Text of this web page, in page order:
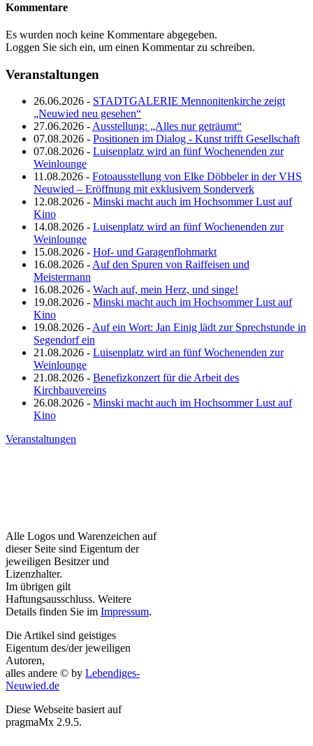
Kommentare
Es wurden noch keine Kommentare abgegeben.
Loggen Sie sich ein, um einen Kommentar zu schreiben.
Veranstaltungen
26.06.2026 - STADTGALERIE Mennonitenkirche zeigt
„Neuwied neu gesehen“
27.06.2026 - Ausstellung: „Alles nur geträumt“
07.08.2026 - Positionen im Dialog - Kunst trifft Gesellschaft
07.08.2026 - Luisenplatz wird an fünf Wochenenden zur
Weinlounge
11.08.2026 - Fotoausstellung von Elke Döbbeler in der VHS
Neuwied – Eröffnung mit exklusivem Sonderverk
12.08.2026 - Minski macht auch im Hochsommer Lust auf
Kino
14.08.2026 - Luisenplatz wird an fünf Wochenenden zur
Weinlounge
15.08.2026 - Hof- und Garagenflohmarkt
16.08.2026 - Auf den Spuren von Raiffeisen und
Meistermann
16.08.2026 - Wach auf, mein Herz, und singe!
19.08.2026 - Minski macht auch im Hochsommer Lust auf
Kino
19.08.2026 - Auf ein Wort: Jan Einig lädt zur Sprechstunde in
Segendorf ein
21.08.2026 - Luisenplatz wird an fünf Wochenenden zur
Weinlounge
21.08.2026 - Benefizkonzert für die Arbeit des
Kirchbauvereins
26.08.2026 - Minski macht auch im Hochsommer Lust auf
Kino
Veranstaltungen
Alle Logos und Warenzeichen auf
dieser Seite sind Eigentum der
jeweiligen Besitzer und
Lizenzhalter.
Im übrigen gilt
Haftungsausschluss. Weitere
Details finden Sie im Impressum.
Die Artikel sind geistiges
Eigentum des/der jeweiligen
Autoren,
alles andere © by Lebendiges-
Neuwied.de
Diese Webseite basiert auf
pragmaMx 2.9.5.